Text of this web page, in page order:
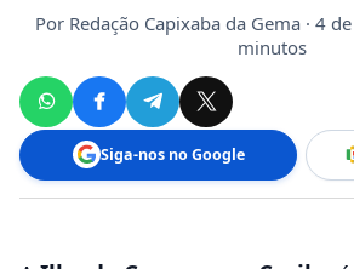
Por Redação Capixaba da Gema· 4
minutos
Siga-nos no Google